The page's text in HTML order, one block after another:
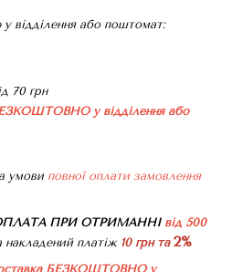
відділення або поштомат:
70 грн
БЕЗКОШТОВНО у відділення або
умови повної оплати замовлення
ПРИ ОТРИМАННІ від 500
накладений платіж 10 грн та 2%
доставка БЕЗКОШТОВНО у